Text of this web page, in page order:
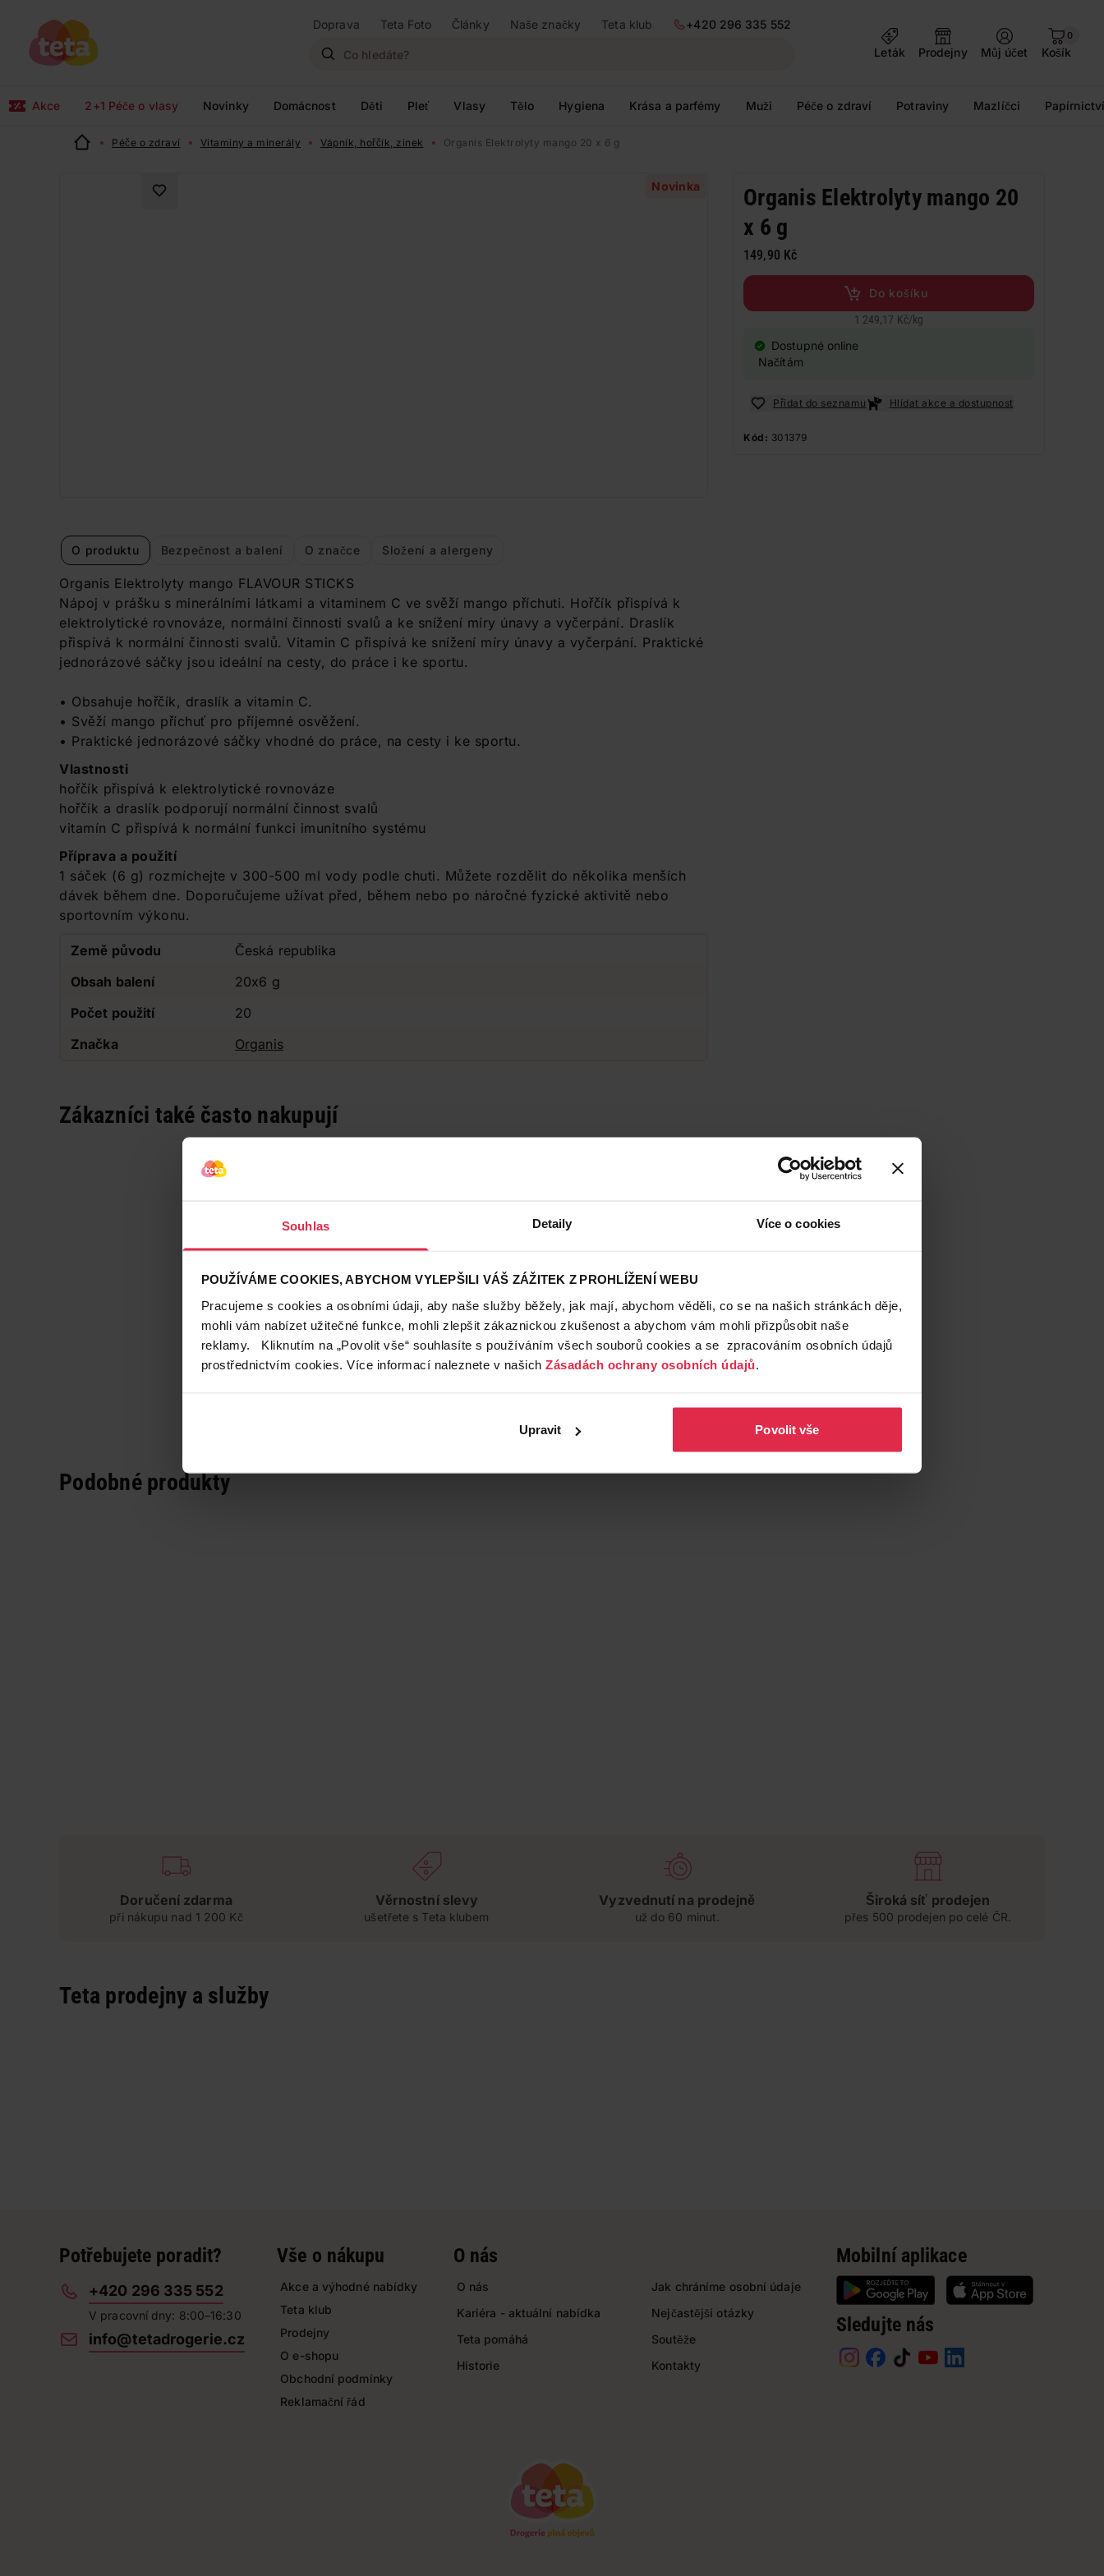
Souhlas Detaily Více o cookies
POUŽÍVÁME COOKIES, ABYCHOM VYLEPŠILI VÁŠ ZÁŽITEK Z PROHLÍŽENÍ WEBU
Pracujeme s cookies a osobními údaji, aby naše služby běžely, jak mají, abychom věděli, co se na našich stránkách děje,
mohli vám nabízet užitečné funkce, mohli zlepšit zákaznickou zkušenost a abychom vám mohli přizpůsobit naše
reklamy. Kliknutím na „Povolit vše“ souhlasíte s používáním všech souborů cookies a se zpracováním osobních údajů
prostřednictvím cookies. Více informací naleznete v našich Zásadách ochrany osobních údajů.
Upravit Povolit vše
Doprava Teta Foto Články Naše značky Teta klub
+420 296 335 552
Leták
Prodejny Můj účet
0
Košík
Akce 2+1 Péče o vlasy Novinky Domácnost Děti Pleť Vlasy Tělo Hygiena Krása a parfémy Muži Péče o zdraví Potraviny Mazlíčci
Péče o zdraví Vitaminy a minerály Vápník, hořčík, zinek Organis Elektrolyty mango 20 x 6 g
Novinka
O produktu Bezpečnost a balení O značce Složení a alergeny
Organis Elektrolyty mango FLAVOUR STICKS
Nápoj v prášku s minerálními látkami a vitaminem C ve svěží mango příchuti. Hořčík přispívá k
elektrolytické rovnováze, normální činnosti svalů a ke snížení míry únavy a vyčerpání. Draslík
přispívá k normální činnosti svalů. Vitamin C přispívá ke snížení míry únavy a vyčerpání. Praktické
jednorázové sáčky jsou ideální na cesty, do práce i ke sportu.
• Obsahuje hořčík, draslík a vitamin C.
• Svěží mango příchuť pro příjemné osvěžení.
• Praktické jednorázové sáčky vhodné do práce, na cesty i ke sportu.
Vlastnosti
hořčík přispívá k elektrolytické rovnováze
hořčík a draslík podporují normální činnost svalů
vitamín C přispívá k normální funkci imunitního systému
Příprava a použití
1 sáček (6 g) rozmíchejte v 300-500 ml vody podle chuti. Můžete rozdělit do několika menších
dávek během dne. Doporučujeme užívat před, během nebo po náročné fyzické aktivitě nebo
sportovním výkonu.
Země původu
Česká republika
Obsah balení
20x6 g
Počet použití
20
Značka
Organis
Organis Elektrolyty mango 20
x 6 g
149,90 Kč
Do košíku
1 249,17 Kč/kg
Dostupné online
Načítám
Přidat do seznamu Hlídat akce a dostupnost
Kód: 301379
Zákazníci také často nakupují
Podobné produkty
Doručení zdarma
při nákupu nad 1 200 Kč
Věrnostní slevy
ušetřete s Teta klubem
Vyzvednutí na prodejně
už do 60 minut.
Široká síť prodejen
přes 500 prodejen po celé ČR.
Teta prodejny a služby
Potřebujete poradit?
+420 296 335 552
V pracovní dny: 8:00–16:30
info@tetadrogerie.cz
Vše o nákupu
Akce a výhodné nabídky
Teta klub
Prodejny
O e-shopu
Obchodní podmínky
Reklamační řád
O nás
O nás
Kariéra - aktuální nabídka
Teta pomáhá
Historie
Jak chráníme osobní údaje
Nejčastější otázky
Soutěže
Kontakty
Mobilní aplikace
Sledujte nás